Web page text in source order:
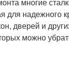
для надежного
дверей и
можно